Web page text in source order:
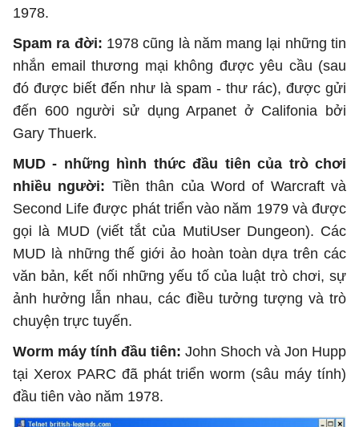
1978.
Spam ra đời: 1978 cũng là năm mang lại những tin
nhắn email thương mại không được yêu cầu (sau
đó được biết đến như là spam - thư rác), được gửi
đến 600 người sử dụng Arpanet ở Califonia bởi
Gary Thuerk.
MUD - những hình thức đầu tiên của trò chơi
nhiều người: Tiền thân của Word of Warcraft và
Second Life được phát triển vào năm 1979 và được
gọi là MUD (viết tắt của MutiUser Dungeon). Các
MUD là những thế giới ảo hoàn toàn dựa trên các
văn bản, kết nối những yếu tố của luật trò chơi, sự
ảnh hưởng lẫn nhau, các điều tưởng tượng và trò
chuyện trực tuyến.
Worm máy tính đầu tiên: John Shoch và Jon Hupp
tại Xerox PARC đã phát triển worm (sâu máy tính)
đầu tiên vào năm 1978.